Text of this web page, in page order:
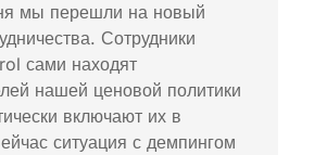
мы перешли на новый
Сотрудники
сами находят
нашей ценовой политики
включают их в
ситуация с демпингом